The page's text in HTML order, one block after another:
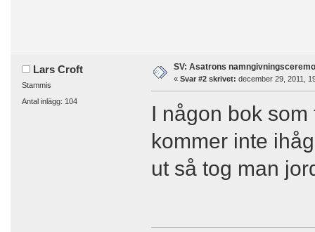
Lars Croft
Stammis
Antal inlägg: 104
SV: Asatrons
« Svar #2 skrivet: december 29, 2011,
I någon bok
kommer inte
ut så tog man